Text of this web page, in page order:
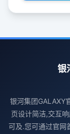
银
银河集团GALAXY
页设计简洁,交互
可及.您可通过官网